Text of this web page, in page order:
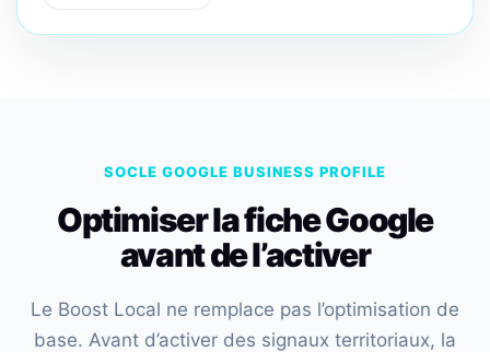
SOCLE GOOGLE BUSINESS PROFILE
Optimiser la fiche Google
avant de l’activer
Le Boost Local ne remplace pas l’optimisation de
base. Avant d’activer des signaux territoriaux, la